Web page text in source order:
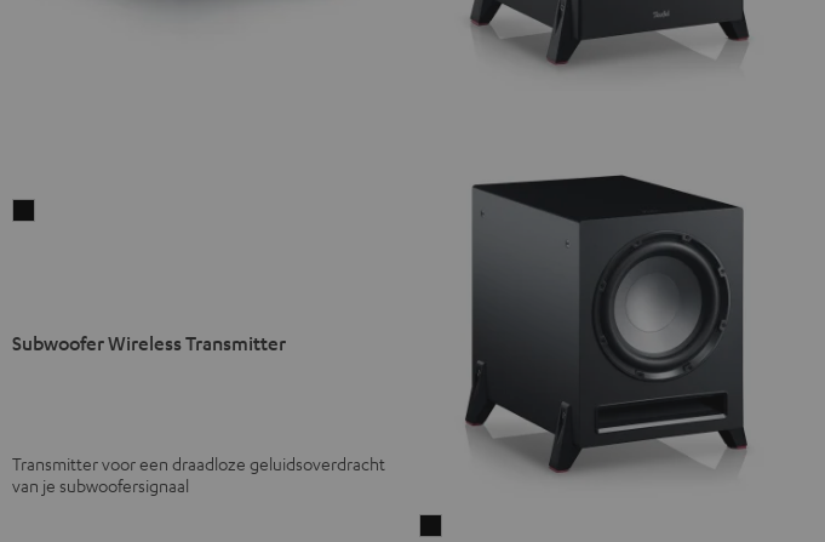
Subwoofer Wireless Transmitter
Transmitter voor een draadloze geluidsoverdracht
van je subwoofersignaal